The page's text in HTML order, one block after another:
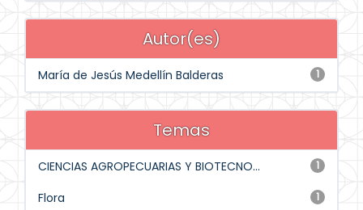
Autor(es)
1
María de Jesús Medellín Balderas
Temas
1
CIENCIAS AGROPECUARIAS Y BIOTECNO...
1
Flora